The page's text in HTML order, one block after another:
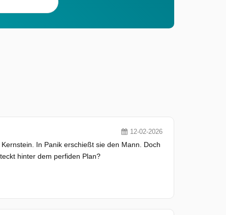
12-02-2026
In Panik erschießt sie den Mann. Doch
hinter dem perfiden Plan?